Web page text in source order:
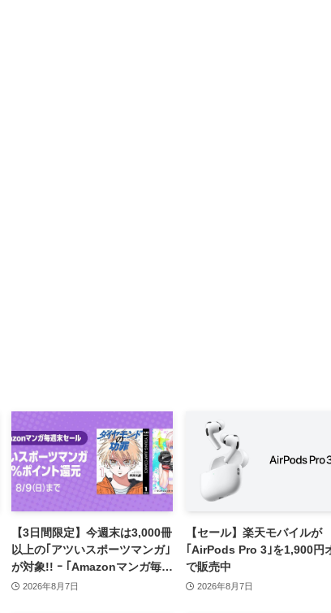
【3日間限定】今週末は3,000冊
以上の｢アツいスポーツマンガ｣
が対象!! ｰ ｢Amazonマンガ毎週
末セール｣がスタート
2026年8月7日
【セール】楽天モバイルが
｢AirPods Pro 3｣を1,900円
で販売中
2026年8月7日